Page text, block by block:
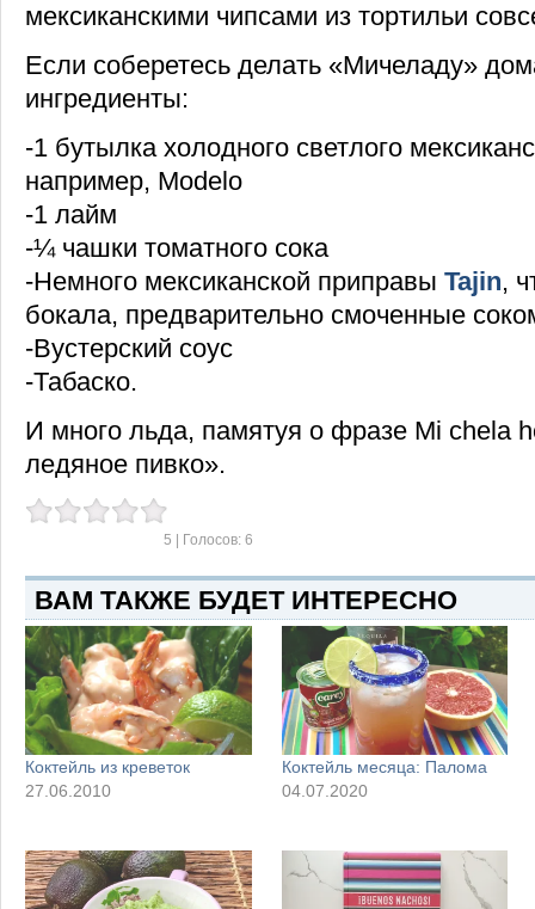
мексиканскими чипсами из тортильи
Если соберетесь делать «Мичеладу»
ингредиенты:
-1 бутылка холодного светлого
например, Modelo
-1 лайм
-¼ чашки томатного сока
-Немного мексиканской приправы Tajin,
бокала, предварительно смоченные
-Вустерский соус
-Табаско.
И много льда, памятуя о фразе Mi chela
ледяное пивко».
5 | Голосов: 6
ВАМ ТАКЖЕ БУДЕТ ИНТЕРЕСНО
Коктейль из креветок
27.06.2010
Коктейль месяца: Палома
04.07.2020